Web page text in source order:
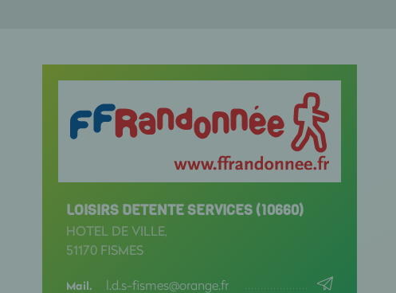
LOISIRS DETENTE SERVICES (10660)
HOTEL DE VILLE,
51170 FISMES
Mail. l.d.s-fismes@orange.fr